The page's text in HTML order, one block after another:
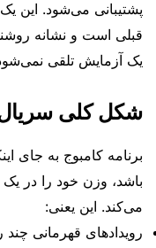
پشتیبانی می‌شود. این
قبلی است و نشانه
یک آزمایش تلقی
شکل کلی
برنامه کامبوج به جای
باشد، وزن خود را در
می‌کند. این یعنی:
رویدادهای قهرمانی چند